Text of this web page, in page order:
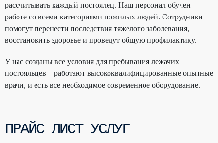
рассчитывать каждый постоялец. Наш персонал обучен
работе со всеми категориями пожилых людей. Сотрудники
помогут перенести последствия тяжелого заболевания,
восстановить здоровье и проведут общую профилактику.
У нас созданы все условия для пребывания лежачих
постояльцев – работают высококвалифицированные опытные
врачи, и есть все необходимое современное оборудование.
ПРАЙС ЛИСТ УСЛУГ